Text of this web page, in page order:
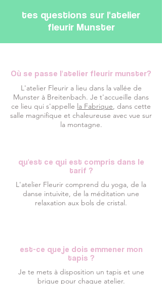
tes questions sur l'atelier
fleurir Munster
Où se passe l'atelier fleurir munster?
L'atelier Fleurir a lieu dans la vallée de
Munster à Breitenbach. Je t'accueille dans
ce lieu qui s'appelle la Fabrique, dans cette
salle magnifique et chaleureuse avec vue sur
la montagne.
qu'est ce qui est compris dans le
tarif ?
L'atelier Fleurir comprend du yoga, de la
danse intuivite, de la méditation une
relaxation aux bols de cristal.
est-ce que je dois emmener mon
tapis ?
Je te mets à disposition un tapis et une
brique pour chaque atelier.